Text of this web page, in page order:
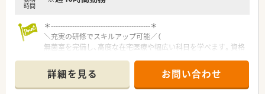
時間
＊------------------------------------------＊
＼充実の研修でスキルアップ可能／（
無菌室を完備し、高度な在宅医療や幅広い科目を学べます。資格
適な環境です。
＊------------------------------------------＊
詳細を見る お問い合わせ